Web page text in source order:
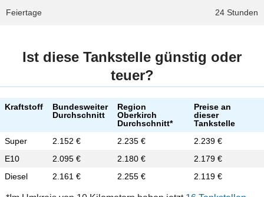
24 Stunden
Feiertage
Ist diese Tankstelle günstig oder
teuer?
Kraftstoff
Bundesweiter
Durchschnitt
Region
Oberkirch
Durchschnitt*
Preise an
dieser
Tankstelle
Super
2.152 € 2.235 €
2.239 €
E10
2.095 € 2.180 €
2.179 €
Diesel
2.161 € 2.255 € 2.119 €